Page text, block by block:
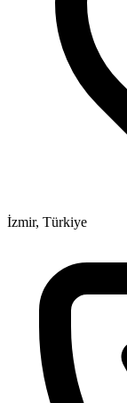
İzmir, Türkiye